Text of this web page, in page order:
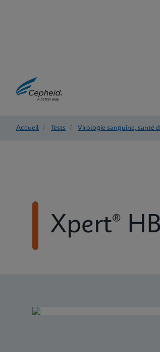
Accueil / Tests / Virologie sanguine, santé
Xpert®